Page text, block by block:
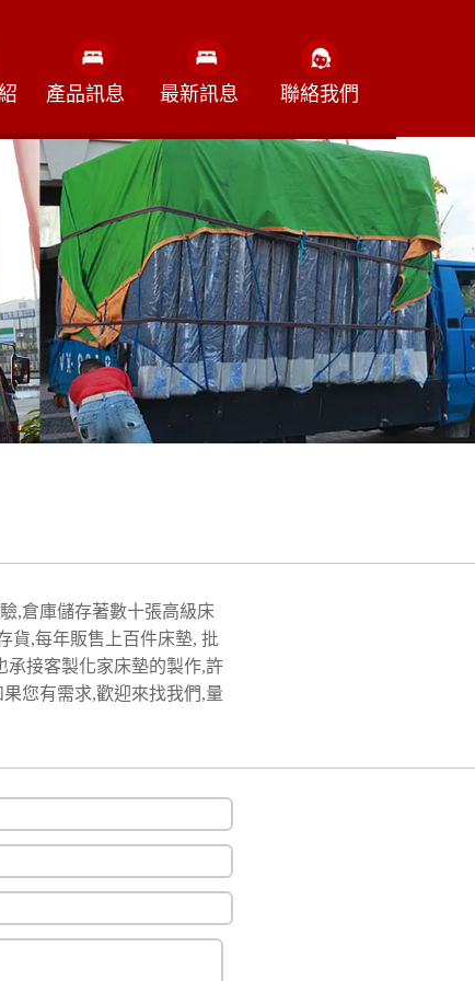
產品訊息 最新訊息 聯絡我們
,倉庫儲存著數十張高級床
貨,每年販售上百件床墊, 批
承接客製化家床墊的製作,許
您有需求,歡迎來找我們,量